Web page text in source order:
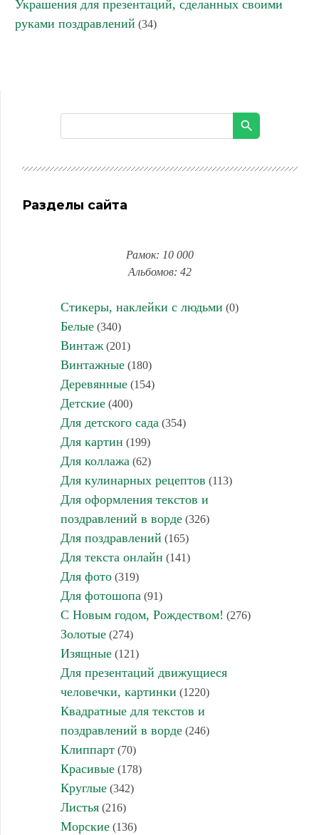
Украшения для презентаций, сделанных своими
руками поздравлений (34)
Разделы сайта
Рамок: 10 000
Альбомов: 42
Стикеры, наклейки с людьми (0)
Белые(340)
Винтаж(201)
Винтажные(180)
Деревянные(154)
Детские(400)
Для детского сада (354)
Для картин (199)
Для коллажа (62)
Для кулинарных рецептов (113)
Для оформления текстов и
поздравлений в ворде(326)
Для поздравлений (165)
Для текста онлайн (141)
Для фото(319)
Для фотошопа (91)
С Новым годом, Рождеством! (276)
Золотые(274)
Изящные(121)
Для презентаций движущиеся
человечки, картинки (1220)
Квадратные для текстов и
поздравлений в ворде(246)
Клиппарт(70)
Красивые(178)
Круглые(342)
Листья(216)
Морские(136)